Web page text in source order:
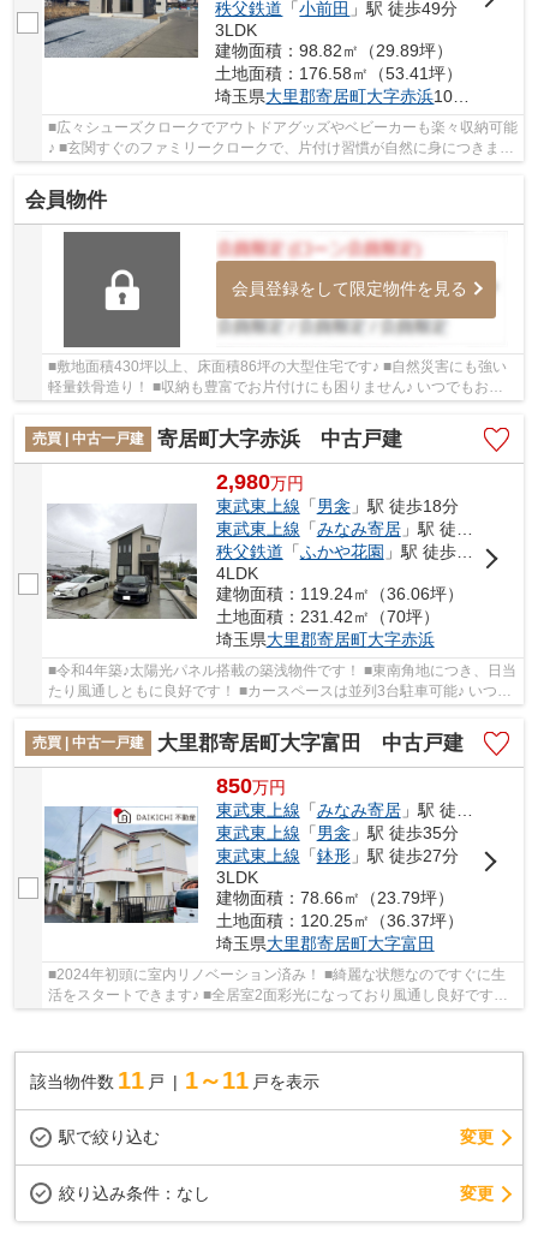
秩父鉄道 「小前田 」駅 徒歩49分
3LDK
建物面積：98.82㎡（29.89坪）
土地面積：176.58㎡（53.41坪）
埼玉県大里郡寄居町大字赤浜1086-1
■広々シューズクロークでアウトドアグッズやベビーカーも楽々収納可能
♪ ■玄関すぐのファミリークロークで、片付け習慣が自然に身につきま
会員物件
会員登録をして限定物件を見る
■敷地面積430坪以上、床面積86坪の大型住宅です♪ ■自然災害にも強い
軽量鉄骨造り！ ■収納も豊富でお片付けにも困りません♪ いつでもお気
売買 | 中古一戸建
寄居町大字赤浜 中古戸建
2,980万円
東武東上線 「男衾」駅 徒歩18分
東武東上線 「みなみ寄居」駅 徒歩37分
秩父鉄道 「ふかや花園 」駅 徒歩43分
4LDK
建物面積：119.24㎡（36.06坪）
土地面積：231.42㎡（70坪）
埼玉県大里郡寄居町大字赤浜
■令和4年築♪太陽光パネル搭載の築浅物件です！ ■東南角地につき、日当
たり風通しともに良好です！ ■カースペースは並列3台駐車可能♪ いつで
売買 | 中古一戸建
大里郡寄居町大字富田 中古戸建
850万円
東武東上線 「みなみ寄居」駅 徒歩28分
東武東上線 「男衾」駅 徒歩35分
東武東上線 「鉢形」駅 徒歩27分
3LDK
建物面積：78.66㎡（23.79坪）
土地面積：120.25㎡（36.37坪）
埼玉県大里郡寄居町大字富田
■2024年初頭に室内リノベーション済み！ ■綺麗な状態なのですぐに生
活をスタートできます♪ ■全居室2面彩光になっており風通し良好です！
該当物件数 11 戸 1～11 戸を表示
駅で絞り込む 変更
絞り込み条件： なし 変更